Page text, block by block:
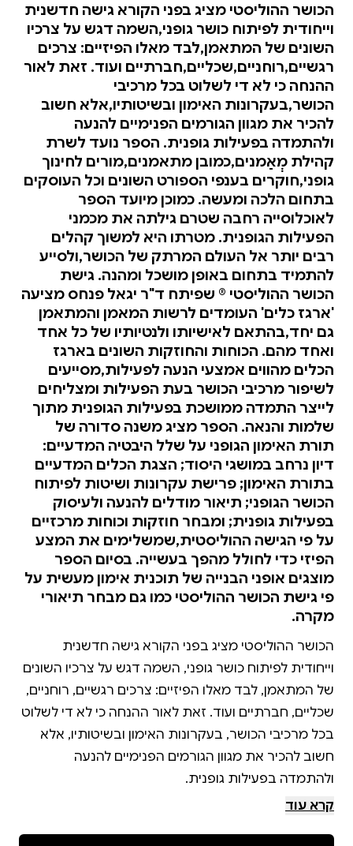
הכושר ההוליסטי מציג בפני הקורא גישה חדשנית
וייחודית לפיתוח כושר גופני,השמה דגש על צרכיו
השונים של המתאמן,לבד מאלו הפיזיים: צרכים
רגשיים,רוחניים,שכליים,חברתיים ועוד. זאת לאור
ההנחה כי לא די לשלוט בכל מרכיבי
הכושר,בעקרונות האימון ובשיטותיו,אלא חשוב
להכיר את מגוון הגורמים הפנימיים להנעה
ולהתמדה בפעילות גופנית. הספר נועד לשרת
קהילת מְאַמנים,כמובן מתאמנים,מורים לחינוך
גופני,חוקרים בענפי הספורט השונים וכל העוסקים
בתחום הלכה ומעשה. כמוכן מיועד הספר
לאוכלוסייה רחבה שטרם גילתה את מכמני
הפעילות הגופנית. מטרתו היא למשוך קהלים
רבים יותר אל העולם המרתק של הכושר,ולסייע
להתמיד בתחום באופן מושכל ומהנה. גישת
הכושר ההוליסטי ® שפיתח ד"ר יגאל פנחס מציעה
'ארגז כלים' העומדים לרשות המאמן והמתאמן
גם יחד,בהתאם לאישיותו ולנטיותיו של כל אחד
ואחד מהם. הכוחות והחוזקות השונים בארגז
הכלים מהווים אמצעי הנעה לפעילות,מסייעים
לשיפור מרכיבי הכושר בעת הפעילות ומצליחים
לייצר התמדה ממושכת בפעילות הגופנית מתוך
שלמות והנאה. הספר מציג משנה סדורה של
תורת האימון הגופני על שלל היבטיה המדעיים:
דיון נרחב במושגי היסוד; הצגת הכלים המדעיים
בתורת האימון; פרישת עקרונות ושיטות לפיתוח
הכושר הגופני; תיאור מודלים להנעה ולעיסוק
בפעילות גופנית; ומבחר חוזקות וכוחות מרכזיים
על פי הגישה ההוליסטית,שמשלימים את המצע
הפיזי כדי לחולל מהפך בעשייה. בסיום הספר
מוצגים אופני הבנייה של תוכנית אימון מעשית על
פי גישת הכושר ההוליסטי כמו גם מבחר תיאורי
מקרה.
הכושר ההוליסטי מציג בפני הקורא גישה חדשנית
וייחודית לפיתוח כושר גופני, השמה דגש על צרכיו השונים
של המתאמן, לבד מאלו הפיזיים: צרכים רגשיים, רוחניים,
שכליים, חברתיים ועוד. זאת לאור ההנחה כי לא די לשלוט
בכל מרכיבי הכושר, בעקרונות האימון ובשיטותיו, אלא
חשוב להכיר את מגוון הגורמים הפנימיים להנעה
הספר נועד לשרת קהילת מְאַמנים, כמובן מתאמנים,
קרא עוד